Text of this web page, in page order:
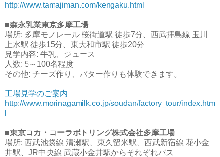
http://www.tamajiman.com/kengaku.html
■森永乳業東京多摩工場
場所: 多摩モノレール 桜街道駅 徒歩7分、西武拝島線 玉川
上水駅 徒歩15分、東大和市駅 徒歩20分
見学内容: 牛乳、ジュース
人数: 5～100名程度
その他: チーズ作り、バター作りも体験できます。
工場見学のご案内
http://www.morinagamilk.co.jp/soudan/factory_tour/index.htm
■東京コカ・コーラボトリング株式会社多摩工場
場所: 西武池袋線 清瀬駅、東久留米駅、西武新宿線 花小金
井駅、JR中央線 武蔵小金井駅からそれぞれバス